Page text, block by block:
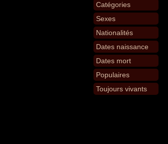
Catégories
Sexes
Nationalités
Dates naissance
Dates mort
Populaires
Toujours vivants